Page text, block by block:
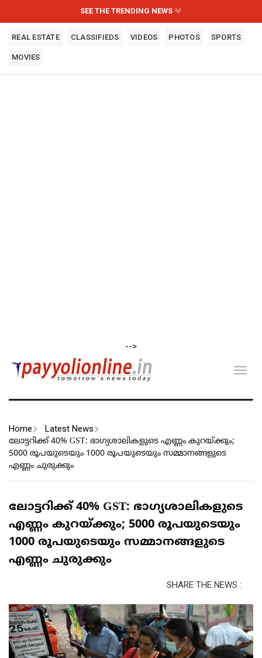
SEE THE TRENDING NEWS
REAL ESTATE CLASSIFIEDS VIDEOS PHOTOS SPORTS
MOVIES
-->
Home Latest News
ലോട്ടറിക്ക് 40% GST: ഭാഗ്യശാലികളുടെ എണ്ണം കുറയ്ക്കും;
5000 രൂപയുടെയും 1000 രൂപയുടെയും സമ്മാനങ്ങളുടെ
എണ്ണം ചുരുക്കും
ലോട്ടറിക്ക് 40% GST: ഭാഗ്യശാലികളുടെ
എണ്ണം കുറയ്ക്കും; 5000 രൂപയുടെയും
1000 രൂപയുടെയും സമ്മാനങ്ങളുടെ
എണ്ണം ചുരുക്കും
SHARE THE NEWS :